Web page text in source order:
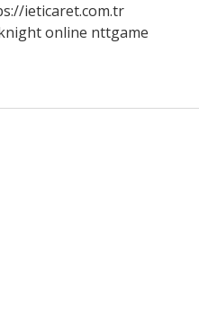
ieticaret.com.tr
online nttgame